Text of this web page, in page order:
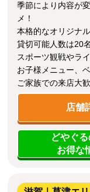
季節により内容が
メ！
本格的なオリジナ
貸切可能人数は20
スポーツ観戦やラ
お子様メニュー、
ご家族での来店大歓
店舗
どやぐ
お得な